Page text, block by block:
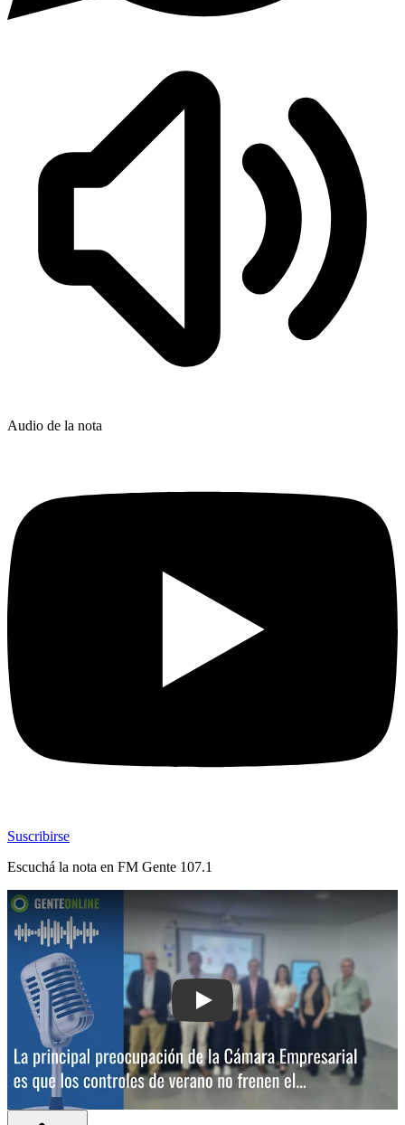
Audio de la nota
Suscribirse
Escuchá la nota en FM Gente 107.1
Play: La principal preocupación de la